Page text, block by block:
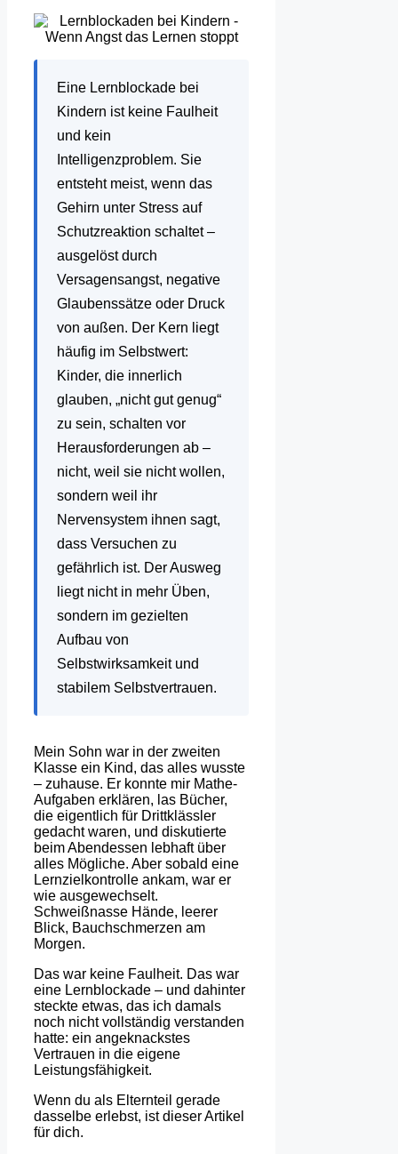
Eine Lernblockade bei
Kindern ist keine Faulheit
und kein
Intelligenzproblem. Sie
entsteht meist, wenn das
Gehirn unter Stress auf
Schutzreaktion schaltet –
ausgelöst durch
Versagensangst, negative
Glaubenssätze oder Druck
von außen. Der Kern liegt
häufig im Selbstwert:
Kinder, die innerlich
glauben, „nicht gut genug“
zu sein, schalten vor
Herausforderungen ab –
nicht, weil sie nicht wollen,
sondern weil ihr
Nervensystem ihnen sagt,
dass Versuchen zu
gefährlich ist. Der Ausweg
liegt nicht in mehr Üben,
sondern im gezielten
Aufbau von
Selbstwirksamkeit und
stabilem Selbstvertrauen.
Mein Sohn war in der zweiten
Klasse ein Kind, das alles wusste
– zuhause. Er konnte mir Mathe-
Aufgaben erklären, las Bücher,
die eigentlich für Drittklässler
gedacht waren, und diskutierte
beim Abendessen lebhaft über
alles Mögliche. Aber sobald eine
Lernzielkontrolle ankam, war er
wie ausgewechselt.
Schweißnasse Hände, leerer
Blick, Bauchschmerzen am
Morgen.
Das war keine Faulheit. Das war
eine Lernblockade – und dahinter
steckte etwas, das ich damals
noch nicht vollständig verstanden
hatte: ein angeknackstes
Vertrauen in die eigene
Leistungsfähigkeit.
Wenn du als Elternteil gerade
dasselbe erlebst, ist dieser Artikel
für dich.